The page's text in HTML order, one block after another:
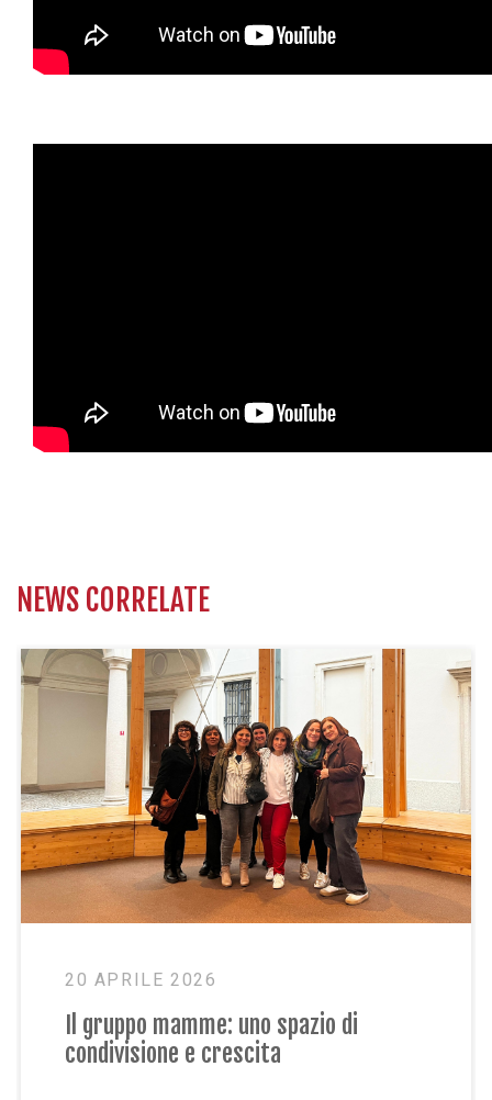
NEWS CORRELATE
20 APRILE 2026
Il gruppo mamme: uno spazio di
condivisione e crescita